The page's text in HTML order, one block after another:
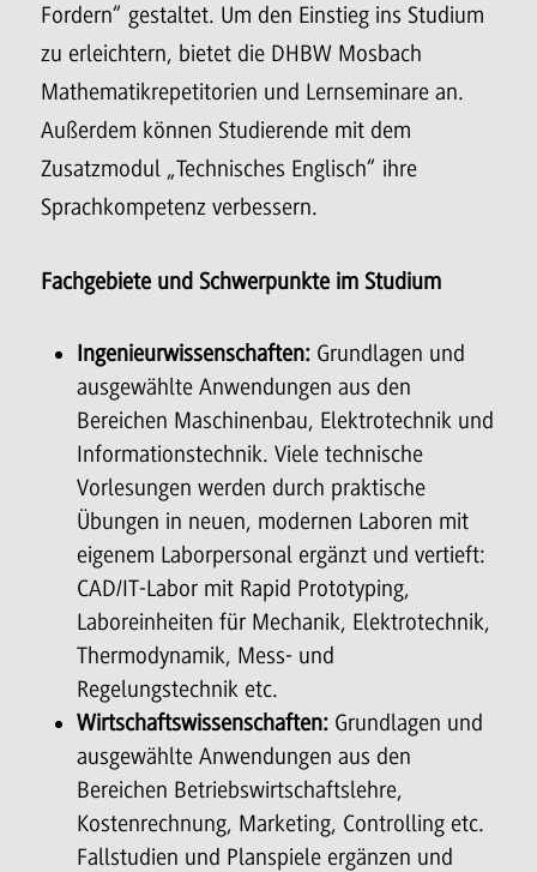
Fordern“ gestaltet. Um den Einstieg ins Studium
zu erleichtern, bietet die DHBW Mosbach
Mathematikrepetitorien und Lernseminare an.
Außerdem können Studierende mit dem
Zusatzmodul „Technisches Englisch“ ihre
Sprachkompetenz verbessern.
Fachgebiete und Schwerpunkte im Studium
Ingenieurwissenschaften: Grundlagen und
ausgewählte Anwendungen aus den
Bereichen Maschinenbau, Elektrotechnik und
Informationstechnik. Viele technische
Vorlesungen werden durch praktische
Übungen in neuen, modernen Laboren mit
eigenem Laborpersonal ergänzt und vertieft:
CAD/IT-Labor mit Rapid Prototyping,
Laboreinheiten für Mechanik, Elektrotechnik,
Thermodynamik, Mess- und
Regelungstechnik etc.
Wirtschaftswissenschaften: Grundlagen und
ausgewählte Anwendungen aus den
Bereichen Betriebswirtschaftslehre,
Kostenrechnung, Marketing, Controlling etc.
Fallstudien und Planspiele ergänzen und